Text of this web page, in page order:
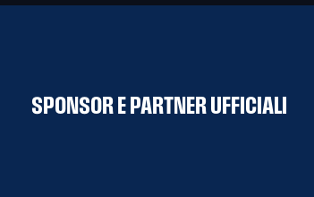
SPONSOR E PARTNER UFFICIALI